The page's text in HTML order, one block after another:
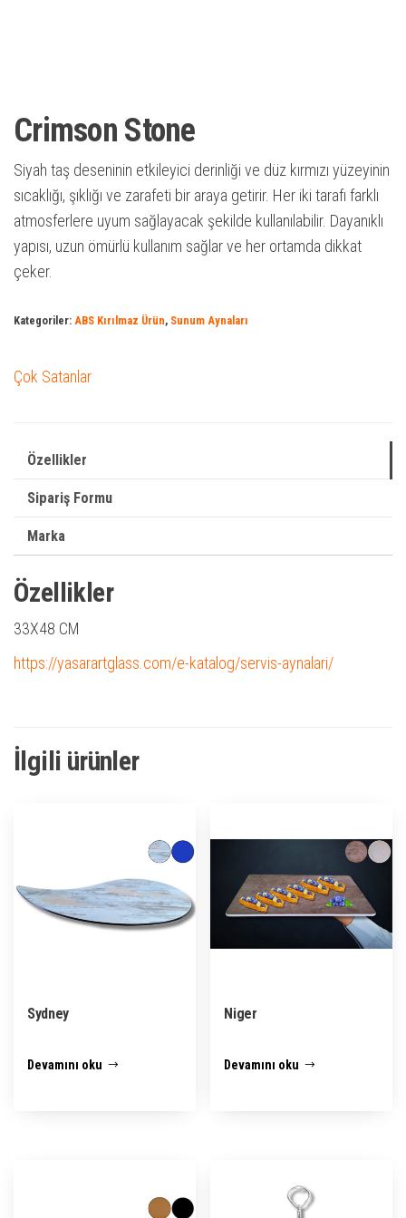
Crimson Stone
Siyah taş deseninin etkileyici derinliği ve düz kırmızı yüzeyinin
sıcaklığı, şıklığı ve zarafeti bir araya getirir. Her iki tarafı farklı
atmosferlere uyum sağlayacak şekilde kullanılabilir. Dayanıklı
yapısı, uzun ömürlü kullanım sağlar ve her ortamda dikkat
çeker.
Kategoriler: ABS Kırılmaz Ürün, Sunum Aynaları
Çok Satanlar
Özellikler
Sipariş Formu
Marka
Özellikler
33X48 CM
https://yasarartglass.com/e-katalog/servis-aynalari/
İlgili ürünler
Sydney
Devamını oku
Niger
Devamını oku